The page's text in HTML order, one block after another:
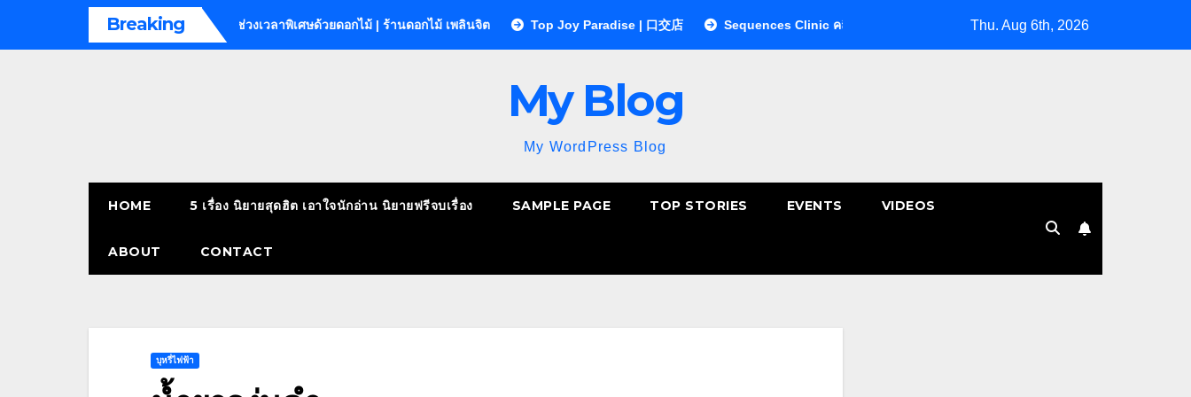
Breaking
เติมเต็มทุกช่วงเวลาพิเศษด้วยดอกไม้ | ร้านดอกไม้ เพลินจิต Top Joy Paradise | 口交店 Sequences Clinic คลินิกกายภาพบำบัด | หมอนรองกระดูกทับเส้น พักผ่อนหย่อนใจ ชี้พิกัด “
Thu. Aug 6th, 2026
My Blog
My WordPress Blog
HOME 5 เรื่อง นิยายสุดฮิต เอาใจนักอ่าน นิยายฟรีจบเรื่อง SAMPLE PAGE TOP STORIES EVENTS VIDEOS
ABOUT CONTACT
บุหรี่ไฟฟ้า